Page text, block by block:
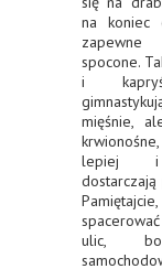
na koniec
spocone.
i
mięśnie,
lepiej i
dostarczają
ulic,